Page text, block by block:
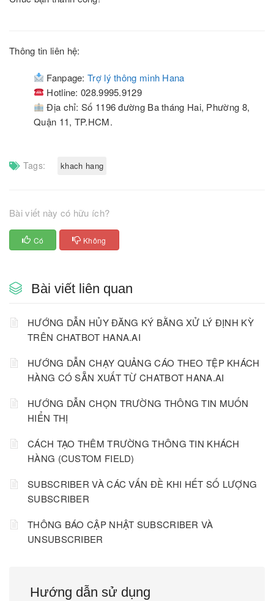
Thông tin liên hệ:
Fanpage:Trợ lý thông minh Hana
Hotline: 028.9995.9129
Địa chỉ: Số 1196 đường Ba tháng Hai, Phường 8,
Quận 11, TP.HCM.
Tags: khach hang
Bài viết này có hữu ích?
Có Không
Bài viết liên quan
HƯỚNG DẪN HỦY ĐĂNG KÝ BẰNG XỬ LÝ ĐỊNH KỲ
TRÊN CHATBOT HANA.AI
HƯỚNG DẪN CHẠY QUẢNG CÁO THEO TỆP KHÁCH
HÀNG CÓ SẴN XUẤT TỪ CHATBOT HANA.AI
HƯỚNG DẪN CHỌN TRƯỜNG THÔNG TIN MUỐN
HIỂN THỊ
CÁCH TẠO THÊM TRƯỜNG THÔNG TIN KHÁCH
HÀNG (CUSTOM FIELD)
SUBSCRIBER VÀ CÁC VẤN ĐỀ KHI HẾT SỐ LƯỢNG
SUBSCRIBER
THÔNG BÁO CẬP NHẬT SUBSCRIBER VÀ
UNSUBSCRIBER
Hướng dẫn sử dụng